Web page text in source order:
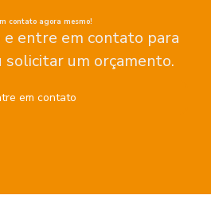
contato agora mesmo!
entre em contato para
solicitar um orçamento.
em contato